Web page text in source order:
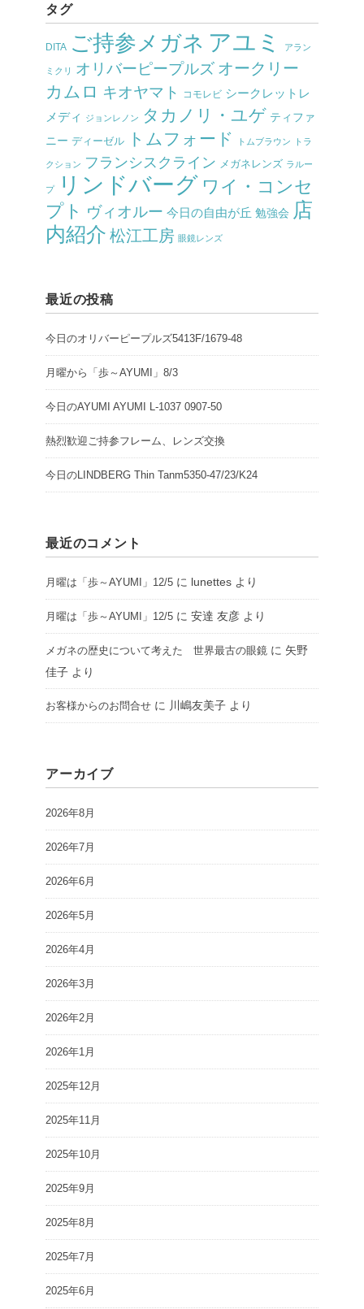
タグ
DITA ご持参メガネ アユミ アラン
ミクリ オリバーピープルズ オークリー
カムロ キオヤマト コモレビ シークレットレ
メディ
ジョンレノン タカノリ・ユゲ ティファ
ニー ディーゼル トムフォード トムブラウン トラ
クション フランシスクライン メガネレンズ ラルー
プ リンドバーグ ワイ・コンセ
プト ヴィオルー 今日の自由が丘 勉強会 店
内紹介 松江工房 眼鏡レンズ
最近の投稿
今日のオリバーピープルズ5413F/1679-48
月曜から「歩～AYUMI」8/3
今日のAYUMI AYUMI L-1037 0907-50
熱烈歓迎ご持参フレーム、レンズ交換
今日のLINDBERG Thin Tanm5350-47/23/K24
最近のコメント
月曜は「歩～AYUMI」12/5 に lunettes より
月曜は「歩～AYUMI」12/5 に 安達 友彦 より
メガネの歴史について考えた 世界最古の眼鏡 に 矢野
佳子 より
お客様からのお問合せ に 川嶋友美子 より
アーカイブ
2026年8月
2026年7月
2026年6月
2026年5月
2026年4月
2026年3月
2026年2月
2026年1月
2025年12月
2025年11月
2025年10月
2025年9月
2025年8月
2025年7月
2025年6月